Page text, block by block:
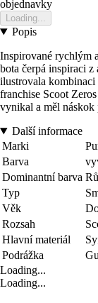
objednavky
Loading...
Popis
Inspirované rychlým
bota čerpá inspiraci
ilustrovala
franchise Scoot
vynikal a měl
Další informace
Marki
Barva
Dominantní barva
Typ
Věk
Rozsah
Hlavní materiál
Podrážka
Loading...
Loading...